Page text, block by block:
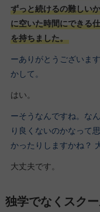
ずっと続けるの難しい
に空いた時間にできる
を持ちました。
ーありがとうございま
かして。
はい。
ーそうなんですね。な
り良くないのかなって
かったりしますかね？
大丈夫です。
独学でなくスク